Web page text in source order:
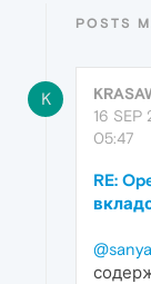
POSTS
K
16 SEP
05:47
RE: